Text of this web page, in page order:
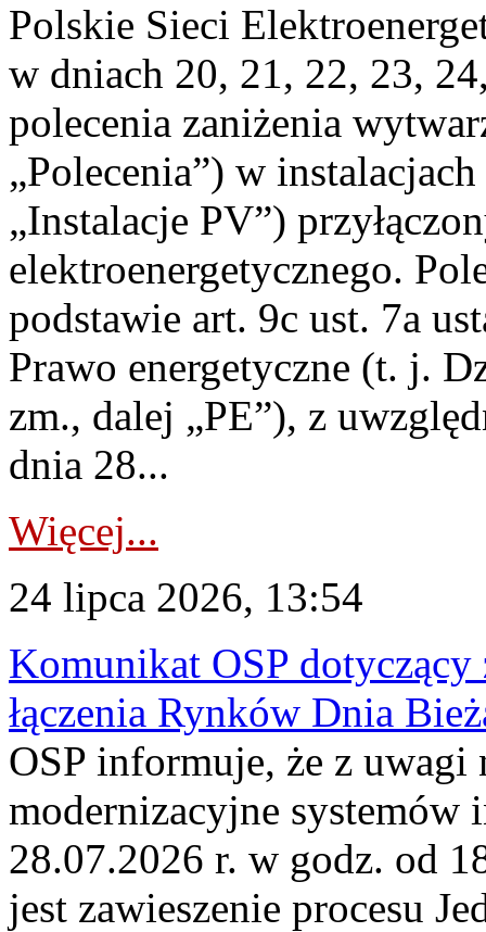
Polskie Sieci
w dniach 20, 21, 22, 23,
polecenia zaniżenia
„Polecenia”) w
„Instalacje PV”)
elektroenergetycznego.
podstawie art. 9c ust. 7a
Prawo energetyczne (t. j.
zm., dalej „PE”), z
dnia 28...
Więcej...
24 lipca 2026, 13:54
Komunikat OSP dotyczący
łączenia Rynków Dnia
OSP informuje, że z uwagi
modernizacyjne
28.07.2026 r. w godz. od
jest zawieszenie procesu